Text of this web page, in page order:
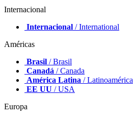
Internacional
Internacional / International
Américas
Brasil / Brasil
Canadá / Canada
América Latina / Latinoamérica
EE UU / USA
Europa